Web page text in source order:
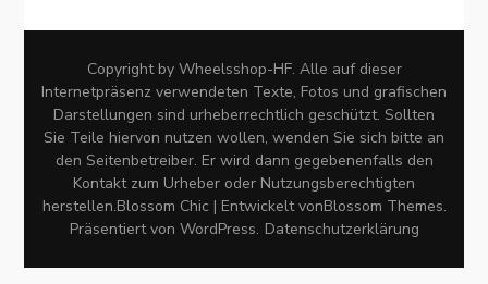
Copyright by Wheelsshop-HF. Alle auf dieser
Internetpräsenz verwendeten Texte, Fotos und grafischen
Darstellungen sind urheberrechtlich geschützt. Sollten
Sie Teile hiervon nutzen wollen, wenden Sie sich bitte an
den Seitenbetreiber. Er wird dann gegebenenfalls den
Kontakt zum Urheber oder Nutzungsberechtigten
herstellen.Blossom Chic | Entwickelt vonBlossom Themes.
Präsentiert von WordPress. Datenschutzerklärung